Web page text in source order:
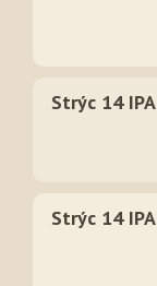
Strýc 14 IPA
Strýc 14 IPA